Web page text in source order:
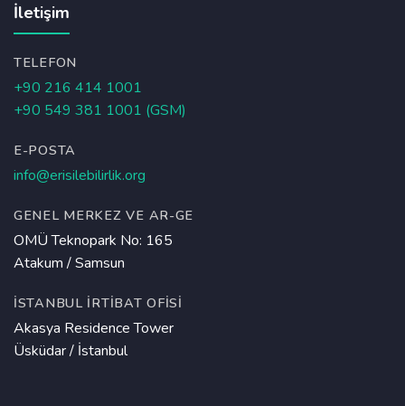
İletişim
TELEFON
+90 216 414 1001
+90 549 381 1001 (GSM)
E-POSTA
info@erisilebilirlik.org
GENEL MERKEZ VE AR-GE
OMÜ Teknopark No: 165
Atakum / Samsun
İSTANBUL İRTIBAT OFISI
Akasya Residence Tower
Üsküdar / İstanbul